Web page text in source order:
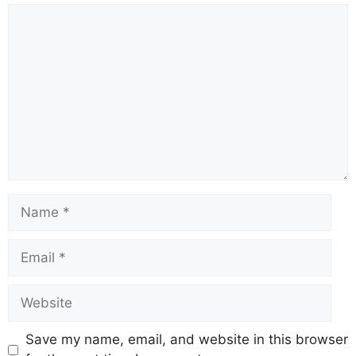
Save my name, email, and website in this browser